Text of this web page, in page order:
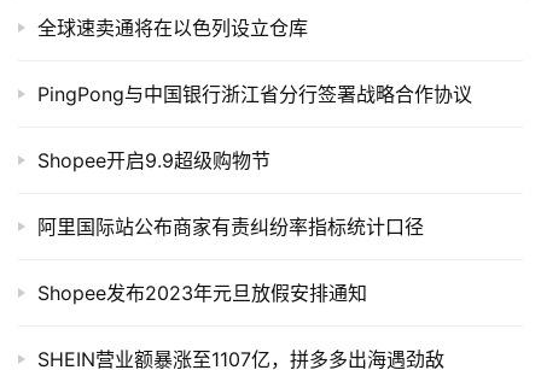
全球速卖通将在以色列设立仓库
PingPong与中国银行浙江省分行签署战略合作协议
Shopee开启9.9超级购物节
阿里国际站公布商家有责纠纷率指标统计口径
Shopee发布2023年元旦放假安排通知
SHEIN营业额暴涨至1107亿，拼多多出海遇劲敌